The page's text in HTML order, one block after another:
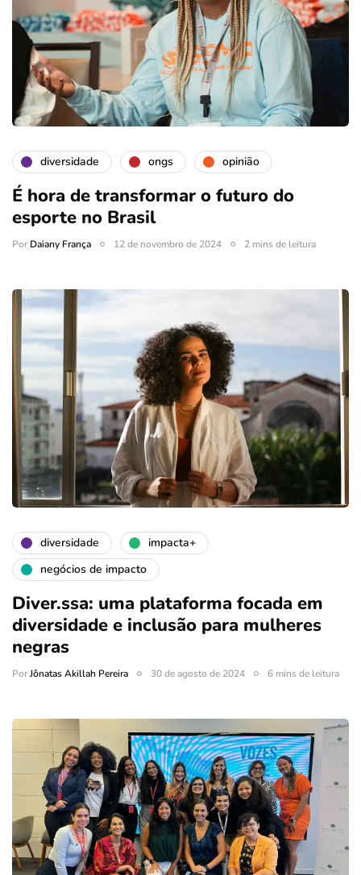
diversidade ongs opinião
É hora de transformar o futuro do
esporte no Brasil
PorDaiany França 12 de novembro de 2024 2 mins de leitura
diversidade
impacta+
negócios de impacto
Diver.ssa: uma plataforma focada em
diversidade e inclusão para mulheres
negras
PorJônatas Akillah Pereira 30 de agosto de 2024 6 mins de leitura